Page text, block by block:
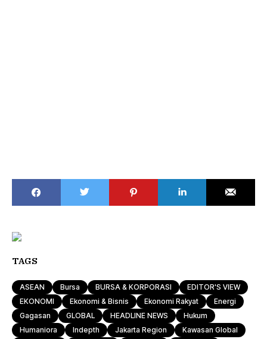
TAGS
ASEAN Bursa BURSA & KORPORASI
EDITOR'S VIEW
EKONOMI
Ekonomi & Bisnis Ekonomi Rakyat
Energi
Gagasan
GLOBAL HEADLINE NEWS
Hukum
Humaniora
Indepth Jakarta Region Kawasan Global